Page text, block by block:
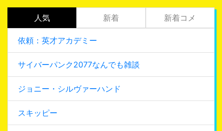
人気 新着 新着コメ
依頼：英才アカデミー
サイバーパンク2077なんでも雑談
ジョニー・シルヴァーハンド
スキッピー